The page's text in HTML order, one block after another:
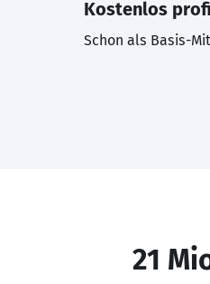
Kostenlos
Schon als Basis-
21